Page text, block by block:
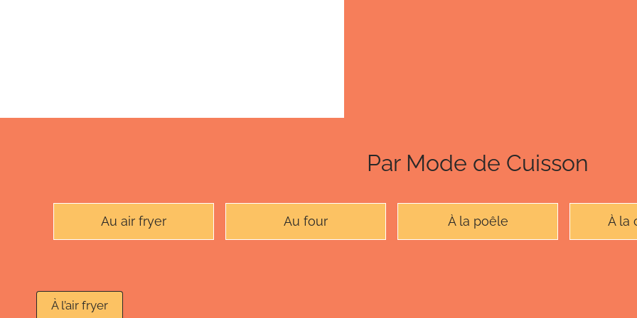
Par Mode de Cuisson
Au air fryer Au four À la poêle À la
À l’air fryer